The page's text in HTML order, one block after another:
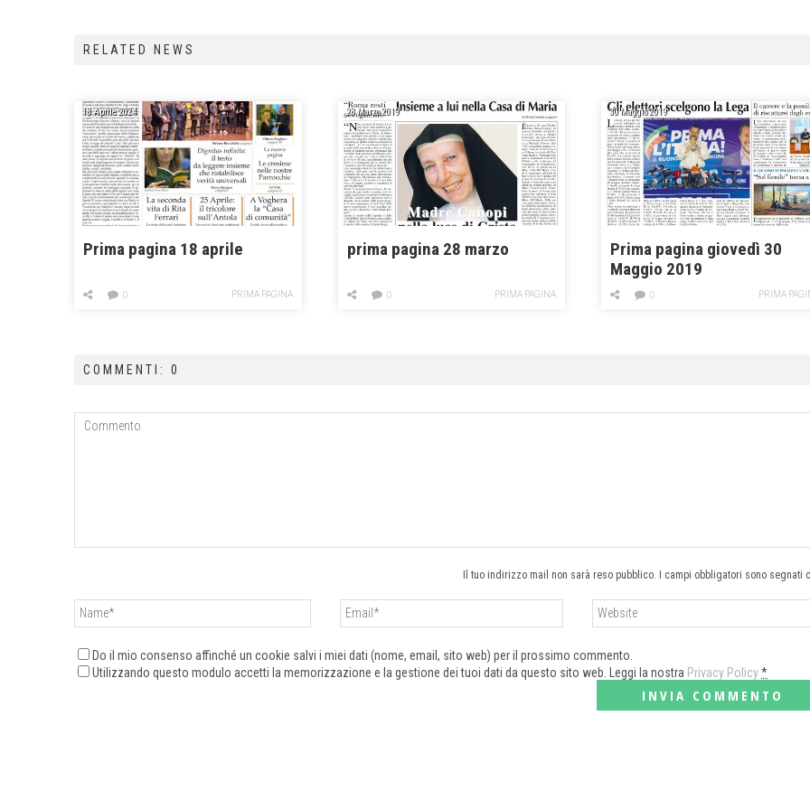
RELATED NEWS
18 Aprile 2024
Prima pagina 18 aprile
PRIMA PAGINA
0
28 Marzo 2019
prima pagina 28 marzo
PRIMA PAGINA
0
30 Maggio 2019
Prima pagina giovedì 30
Maggio 2019
PRIMA
0
COMMENTI: 0
Il tuo indirizzo mail non sarà reso pubblico. I campi obbligatori sono segnati
Do il mio consenso affinché un cookie salvi i miei dati (nome, email, sito web) per il prossimo commento.
Utilizzando questo modulo accetti la memorizzazione e la gestione dei tuoi dati da questo sito web. Leggi la nostra Privacy Policy*